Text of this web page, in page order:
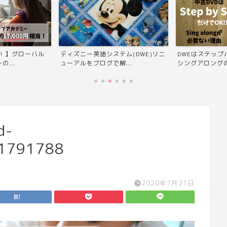
】グローバル
の...
ディズニー英語システム(DWE)リニ
ューアルをブログで解...
DWEはステッ
シングアロング
2020年7月21日